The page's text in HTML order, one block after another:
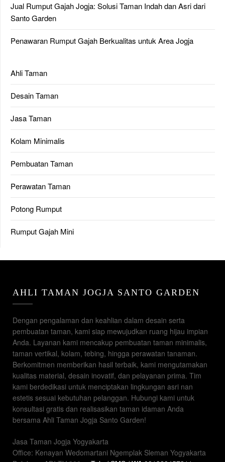
Jual Rumput Gajah Jogja: Solusi Taman Indah dan Asri dari
Santo Garden
Penawaran Rumput Gajah Berkualitas untuk Area Jogja
Ahli Taman
Desain Taman
Jasa Taman
Kolam Minimalis
Pembuatan Taman
Perawatan Taman
Potong Rumput
Rumput Gajah Mini
AHLI TAMAN JOGJA SANTO GARDEN
Dengan pengalaman dan keahlian dalam desain serta
pembuatan taman, kami siap mewujudkan ruang hijau impian
Anda. Layanan kami mencakup pembuatan taman minimalis,
taman vertikal, kolam, tebing, hingga perawatan tanaman.
Berkomitmen memberikan hasil terbaik, kami mengutamakan
kualitas material, desain inovatif, dan pelayanan prima. Tim
kami berdedikasi untuk menciptakan lingkungan asri nan
estetis sesuai kebutuhan pelanggan. Hubungi kami untuk
konsultasi gratis dan realisasikan taman idaman Anda
bersama Ahli Taman Jogja Santo Garden!
Jasa Taman Jogja Yogyakarta
Office: Kenayan Wedomartani Ngemplak Sleman Yogyakarta